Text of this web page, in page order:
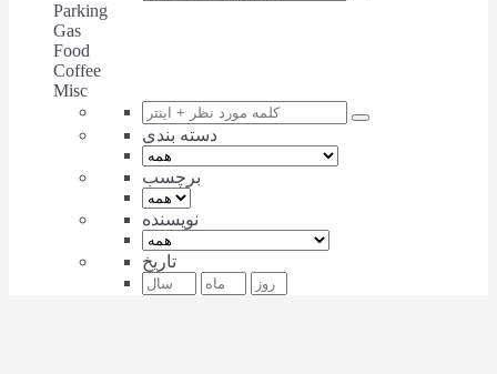
Parking
Gas
Food
Coffee
Misc
دسته بندی
برچسب
نویسنده
تاریخ